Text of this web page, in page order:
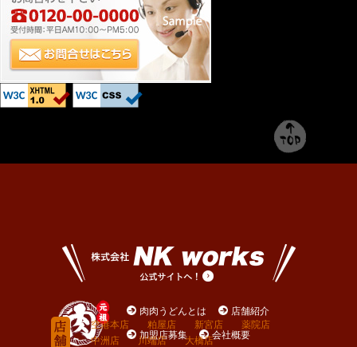
肉肉うどんとは 店舗紹介
加盟店募集 会社概要
空港本店 粕屋店 新宮店
薬院店
中洲店
川端店
大橋店